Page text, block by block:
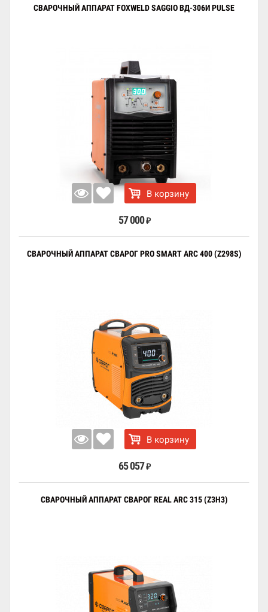
СВАРОЧНЫЙ АППАРАТ FOXWELD SAGGIO ВД-306И PULSE
В корзину
57 000 ₽
СВАРОЧНЫЙ АППАРАТ СВАРОГ PRO SMART ARC 400 (Z298S)
В корзину
65 057 ₽
СВАРОЧНЫЙ АППАРАТ СВАРОГ REAL ARC 315 (Z3H3)